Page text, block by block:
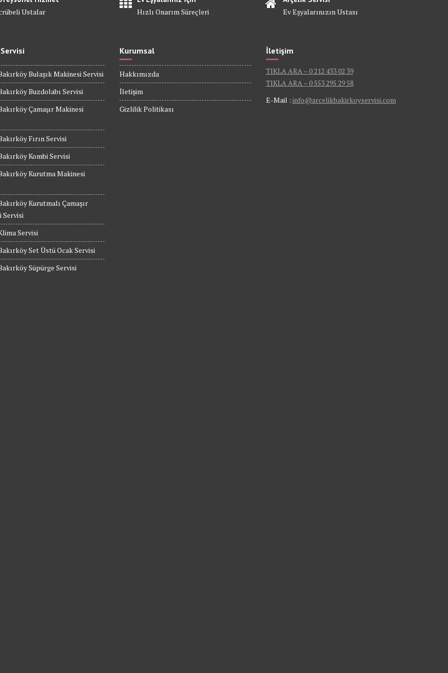
Ustalar
Hızlı Onarım Süreçleri
Ev Eşyalarınızın Ustası
Bulaşık Makinesi Servisi
Buzdolabı Servisi
Çamaşır Makinesi
Fırın Servisi
Kombi Servisi
Kurutma Makinesi
Kurutmalı Çamaşır
Servisi
Servisi
Set Üstü Ocak Servisi
Süpürge Servisi
Kurumsal
Hakkımızda
İletişim
Gizlilik Politikası
İletişim
TIKLA ARA – 0 212 433 02 39
TIKLA ARA – 0 553 295 29 58
E-Mail : info@arcelikbakirkoyservisi.com